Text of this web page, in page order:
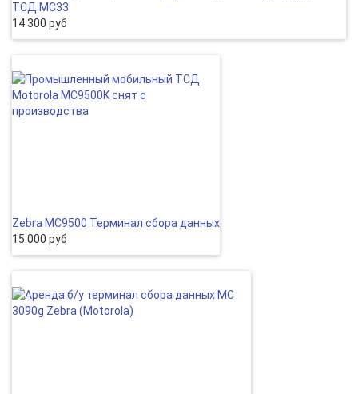
ТСД MC33
14 300 руб
Zebra MC9500 Терминал сбора данных
15 000 руб